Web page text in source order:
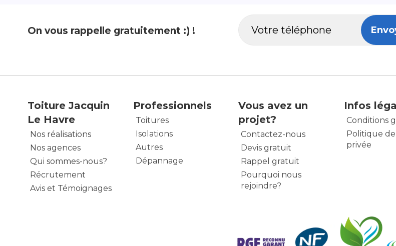
On vous rappelle gratuitement :) !
Toiture Jacquin
Le Havre
Nos réalisations
Nos agences
Qui sommes-nous?
Récrutement
Avis et Témoignages
Professionnels
Toitures
Isolations
Autres
Dépannage
Vous avez un
projet?
Contactez-nous
Devis gratuit
Rappel gratuit
Pourquoi nous
rejoindre?
Infos
Conditions
Politique de
privée